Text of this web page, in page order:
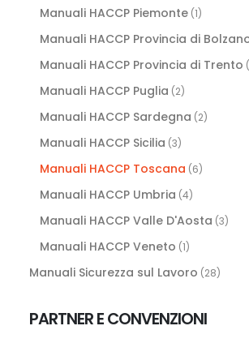
Manuali HACCP Piemonte (1)
Manuali HACCP Provincia di
Manuali HACCP Provincia di Trento
Manuali HACCP Puglia (2)
Manuali HACCP Sardegna (2)
Manuali HACCP Sicilia (3)
Manuali HACCP Toscana (6)
Manuali HACCP Umbria (4)
Manuali HACCP Valle D'Aosta (3)
Manuali HACCP Veneto (1)
Manuali Sicurezza sul Lavoro (28)
PARTNER E CONVENZIONI